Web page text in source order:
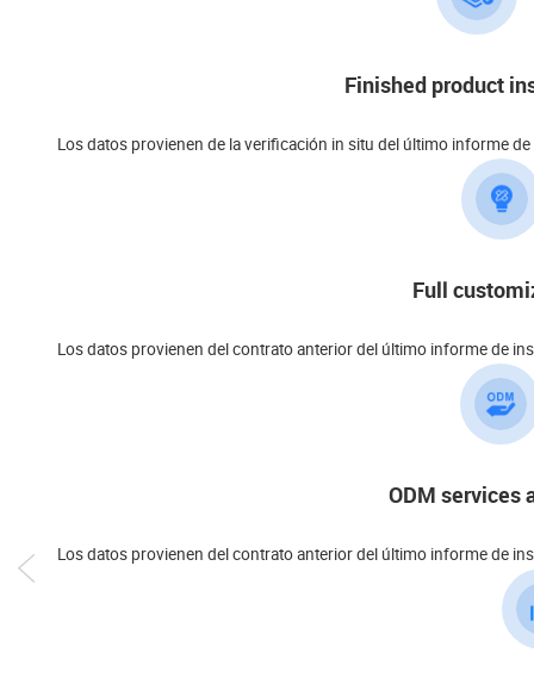
Finished product
Los datos provienen de la verificación in situ del último informe
Full
Los datos provienen del contrato anterior del último informe de
ODM services
Los datos provienen del contrato anterior del último informe de